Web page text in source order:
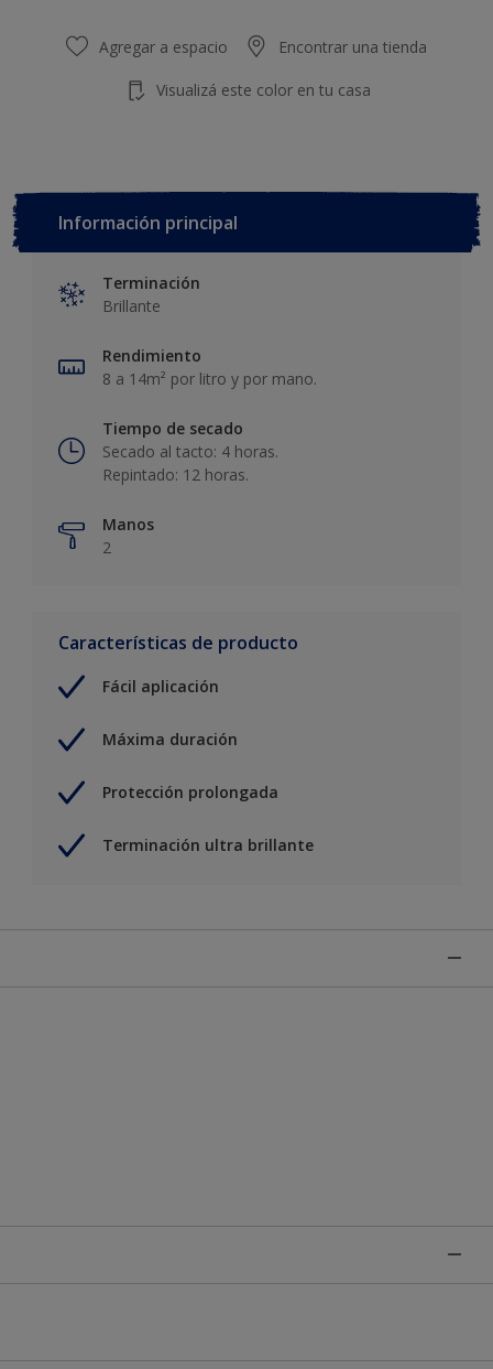
Agregar a espacio Encontrar una tienda
Visualizá este color en tu casa
Información principal
Terminación
Brillante
Rendimiento
8 a 14m² por litro y por mano.
Tiempo de secado
Secado al tacto: 4 horas.
Repintado: 12 horas.
Manos
2
Características de producto
Fácil aplicación
Máxima duración
Protección prolongada
Terminación ultra brillante